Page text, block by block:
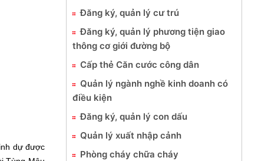
dự được
Đăng ký, quản lý cư trú
Đăng ký, quản lý phương tiện giao
thông cơ giới đường bộ
Cấp thẻ Căn cước công dân
Quản lý ngành nghề kinh doanh có
điều kiện
Đăng ký, quản lý con dấu
Quản lý xuất nhập cảnh
Phòng cháy chữa cháy